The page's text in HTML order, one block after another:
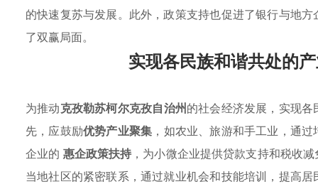
的快速复苏与发展。此外，政策支持也促进了银行与地
了双赢局面。
实现各民族和谐共处的
为推动克孜勒苏柯尔克孜自治州的社会经济发展，实现
先，应鼓励优势产业聚集 ，如农业、旅游和手工业，通
企业的 惠企政策扶持 ，为小微企业提供贷款支持和税收
当地社区的紧密联系，通过就业机会和技能培训，提高